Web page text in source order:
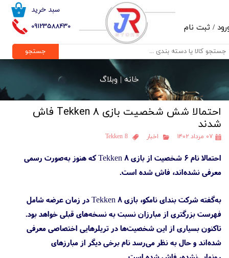
09123588430
۰ سبد خرید
/ ثبت نام
حساب کاربری من
تغییر گذر واژه
خروج از حساب کاربری
جستجو
خانه |وبلاگ
احتمالا شش شخصیت بازی Tekken 8 فاش
شدند
۰۷ مرداد ۱۴۰۲ اخبار Tekken 8
احتمالا نام ۶ شخصیت از بازی Tekken 8 که هنوز به‌صورت رسمی
معرفی نشده‌اند، فاش شده است.
به‌گفته شرکت بندای نامکو، بازی Tekken 8 در زمان عرضه شامل
فهرست بزرگتری از مبارزان نسبت به نسخه‌های قبلی خواهد بود.
تاکنون بسیاری از این شخصیت‌ها در تریلرهایی اختصاصی معرفی
شده‌اند و حال به نظر می‌رسد نام برخی دیگر از مبارزهای